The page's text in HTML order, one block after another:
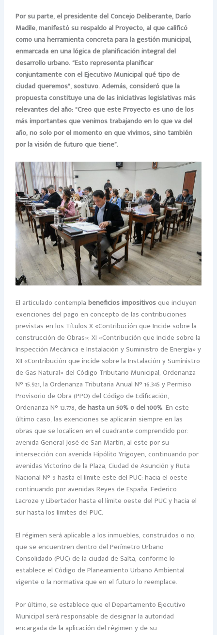
Por su parte, el presidente del Concejo Deliberante, Darío
Madile, manifestó su respaldo al Proyecto, al que calificó
como una herramienta concreta para la gestión municipal,
enmarcada en una lógica de planificación integral del
desarrollo urbano. “Esto representa planificar
conjuntamente con el Ejecutivo Municipal qué tipo de
ciudad queremos”, sostuvo. Además, consideró que la
propuesta constituye una de las iniciativas legislativas más
relevantes del año: “Creo que este Proyecto es uno de los
más importantes que venimos trabajando en lo que va del
año, no solo por el momento en que vivimos, sino también
por la visión de futuro que tiene”.
El articulado contemplabeneficios impositivosque incluyen
exenciones del pago en concepto de las contribuciones
previstas en los Títulos X «Contribución que Incide sobre la
construcción de Obras»; XI «Contribución que Incide sobre la
Inspección Mecánica e Instalación y Suministro de Energía» y
XII «Contribución que incide sobre la Instalación y Suministro
de Gas Natural» del Código Tributario Municipal, Ordenanza
N° 15.921, la Ordenanza Tributaria Anual N° 16.345 y Permiso
Provisorio de Obra (PPO) del Código de Edificación,
Ordenanza N° 13.778,de hasta un 50% o del 100%. En este
último caso, las exenciones se aplicarán siempre en las
obras que se localicen en el cuadrante comprendido por:
avenida General José de San Martín, al este por su
intersección con avenida Hipólito Yrigoyen, continuando por
avenidas Victorino de la Plaza, Ciudad de Asunción y Ruta
Nacional N° 9 hasta el límite este del PUC; hacia el oeste
continuando por avenidas Reyes de España, Federico
Lacroze y Libertador hasta el límite oeste del PUC y hacia el
sur hasta los límites del PUC.
El régimen será aplicable a los inmuebles, construidos o no,
que se encuentren dentro del Perímetro Urbano
Consolidado (PUC) de la ciudad de Salta, conforme lo
establece el Código de Planeamiento Urbano Ambiental
vigente o la normativa que en el futuro lo reemplace.
Por último, se establece que el Departamento Ejecutivo
Municipal será responsable de designar la autoridad
encargada de la aplicación del régimen y de su